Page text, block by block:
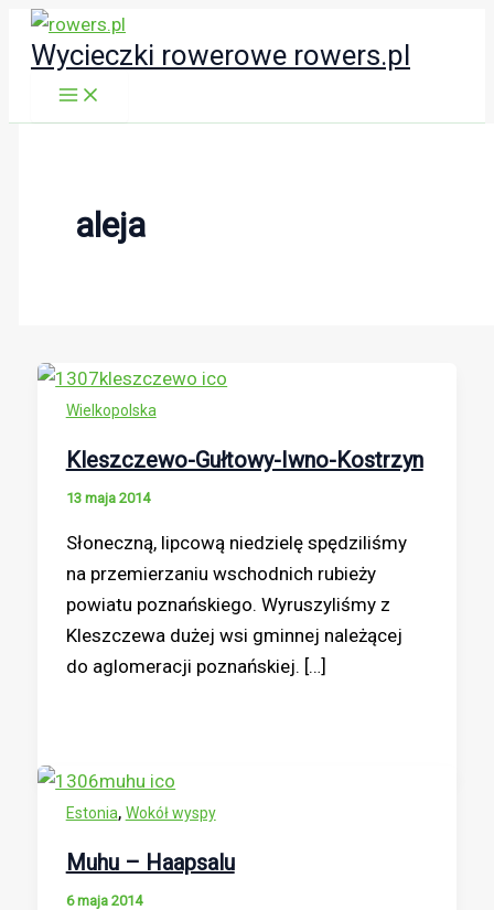
Przejdź
Wycieczki rowerowe rowers.pl
aleja
Wielkopolska
Kleszczewo-Gułtowy-Iwno-Kostrzyn
13 maja 2014
Słoneczną, lipcową niedzielę spędziliśmy
na przemierzaniu wschodnich rubieży
powiatu poznańskiego. Wyruszyliśmy z
Kleszczewa dużej wsi gminnej należącej
do aglomeracji poznańskiej. […]
Estonia, Wokół wyspy
Muhu – Haapsalu
6 maja 2014